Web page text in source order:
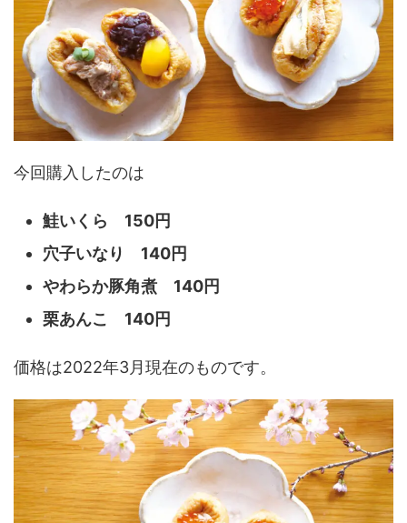
今回購入したのは
鮭いくら 150円
穴子いなり 140円
やわらか豚角煮 140円
栗あんこ 140円
価格は2022年3月現在のものです。